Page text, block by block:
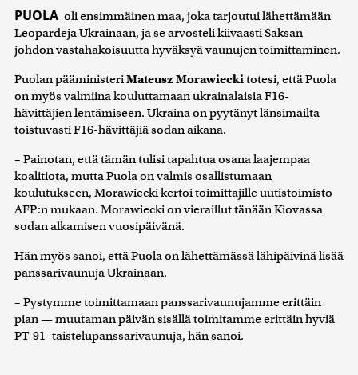
PUOLA oli ensimmäinen maa, joka tarjoutui lähettämään
Leopardeja Ukrainaan, ja se arvosteli kiivaasti Saksan
johdon vastahakoisuutta hyväksyä vaunujen toimittaminen.
Puolan pääministeriMateusz Morawieckitotesi, että Puola
on myös valmiina kouluttamaan ukrainalaisia F16-
hävittäjien lentämiseen. Ukraina on pyytänyt länsimailta
toistuvasti F16-hävittäjiä sodan aikana.
– Painotan, että tämän tulisi tapahtua osana laajempaa
koalitiota, mutta Puola on valmis osallistumaan
koulutukseen, Morawiecki kertoi toimittajille uutistoimisto
AFP:n mukaan. Morawiecki on vieraillut tänään Kiovassa
sodan alkamisen vuosipäivänä.
Hän myös sanoi, että Puola on lähettämässä lähipäivinä lisää
panssarivaunuja Ukrainaan.
– Pystymme toimittamaan panssarivaunujamme erittäin
pian — muutaman päivän sisällä toimitamme erittäin hyviä
PT-91–taistelupanssarivaunuja, hän sanoi.